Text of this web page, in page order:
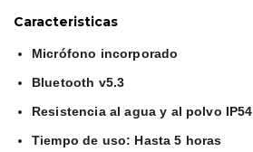
Caracteristicas
Micrófono incorporado
Bluetooth v5.3
Resistencia al agua y al polvo IP54
Tiempo de uso: Hasta 5 horas